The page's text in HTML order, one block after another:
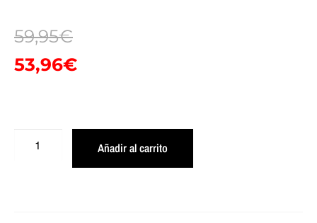
59,95€
53,96€
Añadir al carrito